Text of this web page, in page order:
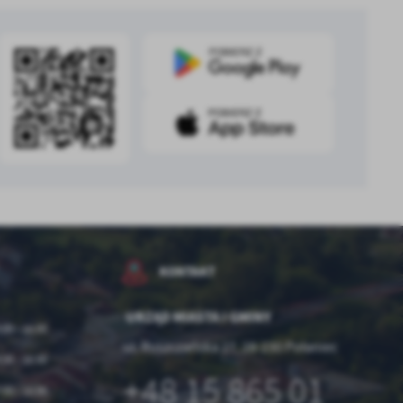
7:00 - 15:00
7:00 - 15:00
KONTAKT
URZĄD MIASTA I GMINY
ul. Ruszczańska 27, 28-230 Połaniec
+48 15 865 01